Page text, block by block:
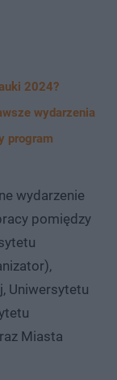
2024?
wydarzenia
program
wydarzenie
pomiędzy
Uniwersytetu
Miasta